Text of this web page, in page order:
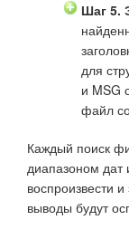
Шаг 5.
для
и MSG
файл
Каждый поиск
диапазоном
воспроизвести
выводы будут